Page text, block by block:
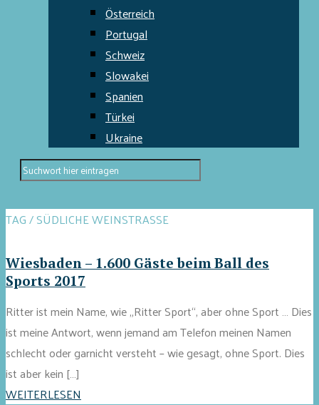
Österreich
Portugal
Schweiz
Slowakei
Spanien
Türkei
Ukraine
TAG / SÜDLICHE WEINSTRASSE
Wiesbaden – 1.600 Gäste beim Ball des
Sports 2017
Ritter ist mein Name, wie „Ritter Sport“, aber ohne Sport … Dies
ist meine Antwort, wenn jemand am Telefon meinen Namen
schlecht oder garnicht versteht – wie gesagt, ohne Sport. Dies
ist aber kein […]
WEITERLESEN